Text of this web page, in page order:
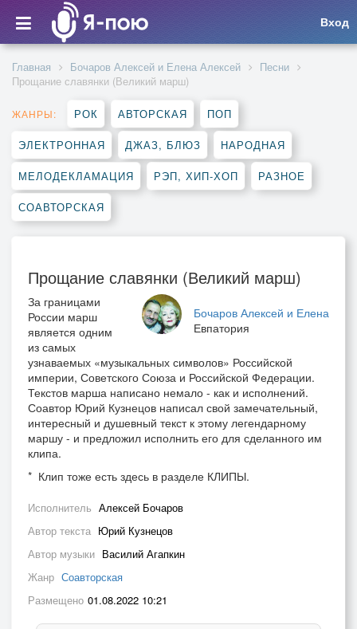
Вход
Главная Бочаров Алексей и Елена Алексей
Песни
Прощание славянки (Великий марш)
ЖАНРЫ: РОК АВТОРСКАЯ ПОП
ЭЛЕКТРОННАЯ ДЖАЗ, БЛЮЗ НАРОДНАЯ
МЕЛОДЕКЛАМАЦИЯ РЭП, ХИП-ХОП РАЗНОЕ
СОАВТОРСКАЯ
Прощание славянки (Великий марш)
Бочаров Алексей и Елена
Евпатория
За границами
России марш
является одним
из самых
узнаваемых «музыкальных символов» Российской
империи, Советского Союза и Российской Федерации.
Текстов марша написано немало - как и исполнений.
Соавтор Юрий Кузнецов написал свой замечательный,
интересный и душевный текст к этому легендарному
маршу - и предложил исполнить его для сделанного им
клипа.
* Клип тоже есть здесь в разделе КЛИПЫ.
Исполнитель Алексей Бочаров
Автор текста Юрий Кузнецов
Автор музыки Василий Агапкин
Жанр Соавторская
Размещено 01.08.2022 10:21